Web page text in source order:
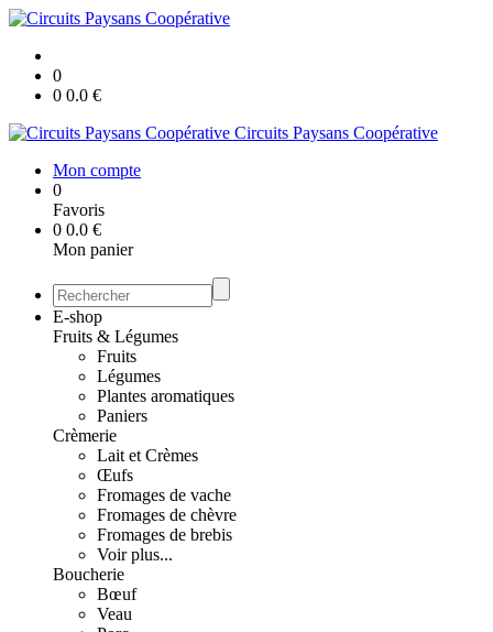
0
0 0.0 €
Circuits Paysans Coopérative
Mon compte
0
Favoris
0 0.0 €
Mon panier
E-shop
Fruits & Légumes
Fruits
Légumes
Plantes aromatiques
Paniers
Crèmerie
Lait et Crèmes
Œufs
Fromages de vache
Fromages de chèvre
Fromages de brebis
Voir plus...
Boucherie
Bœuf
Veau